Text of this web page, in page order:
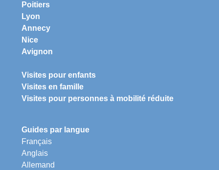
Poitiers
Lyon
Annecy
Nice
Avignon
Visites pour enfants
Visites en famille
Visites pour personnes à mobilité réduite
Guides par langue
Français
Anglais
Allemand